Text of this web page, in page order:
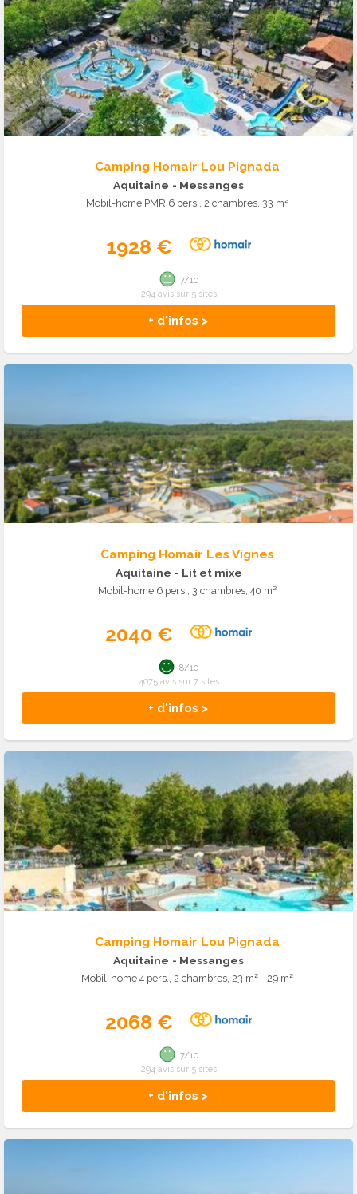
Camping Homair Lou Pignada
Aquitaine - Messanges
Mobil-home PMR 6 pers., 2 chambres, 33 m²
1928 €
+ d'infos >
7/10
294 avis sur 5 sites
Camping Homair Les Vignes
Aquitaine - Lit et mixe
Mobil-home 6 pers., 3 chambres, 40 m²
2040 €
+ d'infos >
8/10
4075 avis sur 7 sites
Camping Homair Lou Pignada
Aquitaine - Messanges
Mobil-home 4 pers., 2 chambres, 23 m² - 29 m²
2068 €
+ d'infos >
7/10
294 avis sur 5 sites